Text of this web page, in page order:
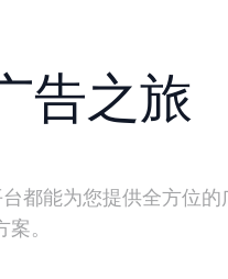
告之旅
都能为您提供全方位的
。